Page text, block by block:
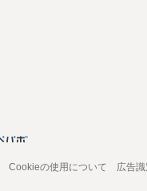
Cookieの使用について 広告